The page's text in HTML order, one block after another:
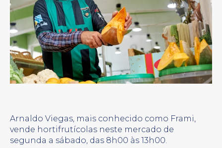
Arnaldo Viegas, mais conhecido como Frami,
vende hortifrutícolas neste mercado de
segunda a sábado, das 8h00 às 13h00.